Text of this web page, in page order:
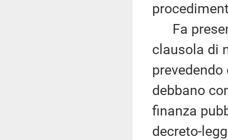
Fa
clausola di
debbano
finanza
decreto-